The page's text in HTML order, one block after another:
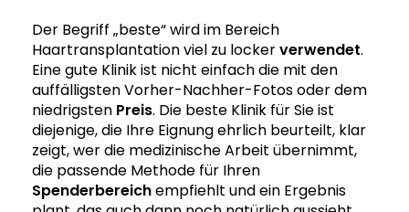
Der Begriff „beste“ wird im Bereich
Haartransplantation viel zu lockerverwendet.
Eine gute Klinik ist nicht einfach die mit den
auffälligsten Vorher-Nachher-Fotos oder dem
niedrigsten Preis. Die beste Klinik für Sie ist
diejenige, die Ihre Eignung ehrlich beurteilt, klar
zeigt, wer die medizinische Arbeit übernimmt,
die passende Methode für Ihren
Spenderbereichempfiehlt und ein Ergebnis